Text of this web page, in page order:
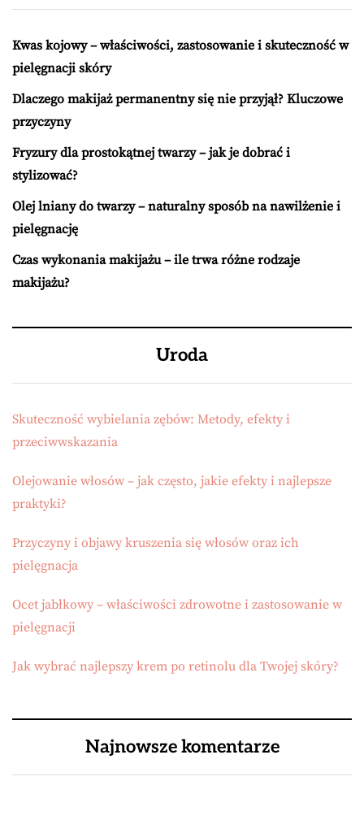
Kwas kojowy – właściwości, zastosowanie i skuteczność w
pielęgnacji skóry
Dlaczego makijaż permanentny się nie przyjął? Kluczowe
przyczyny
Fryzury dla prostokątnej twarzy – jak je dobrać i
stylizować?
Olej lniany do twarzy – naturalny sposób na nawilżenie i
pielęgnację
Czas wykonania makijażu – ile trwa różne rodzaje
makijażu?
Uroda
Skuteczność wybielania zębów: Metody, efekty i
przeciwwskazania
Olejowanie włosów – jak często, jakie efekty i najlepsze
praktyki?
Przyczyny i objawy kruszenia się włosów oraz ich
pielęgnacja
Ocet jabłkowy – właściwości zdrowotne i zastosowanie w
pielęgnacji
Jak wybrać najlepszy krem po retinolu dla Twojej skóry?
Najnowsze komentarze